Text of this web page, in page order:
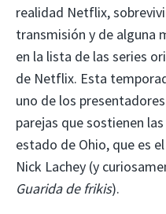
realidad Netflix,
transmisión y de alguna
en la lista de las series
de Netflix. Esta
uno de los
parejas que sostienen
estado de Ohio, que es
Nick Lachey (y
Guarida de frikis).